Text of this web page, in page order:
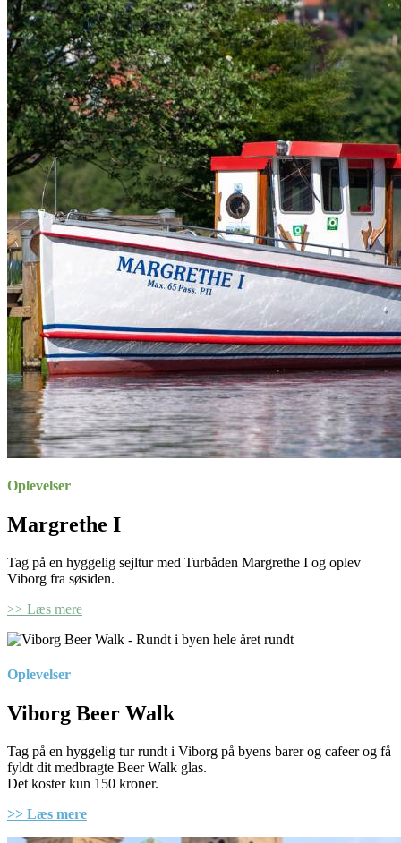
Oplevelser
Margrethe I
Tag på en hyggelig sejltur med Turbåden Margrethe I og oplev
Viborg fra søsiden.
>> Læs mere
Oplevelser
Viborg Beer Walk
Tag på en hyggelig tur rundt i Viborg på byens barer og cafeer og få
fyldt dit medbragte Beer Walk glas.
Det koster kun 150 kroner.
>> Læs mere